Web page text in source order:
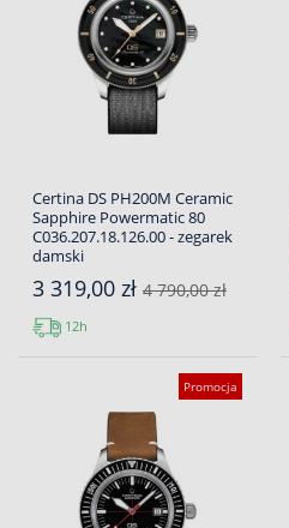
Certina DS PH200M Ceramic
Sapphire Powermatic 80
C036.207.18.126.00 - zegarek
damski
3 319,00 zł 4 790,00 zł
12h
Promocja